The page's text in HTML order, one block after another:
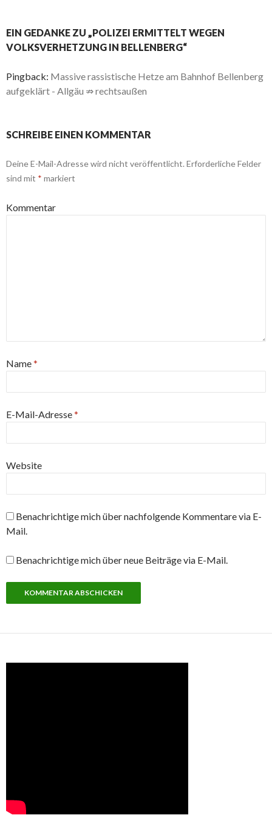
EIN GEDANKE ZU „POLIZEI ERMITTELT WEGEN
VOLKSVERHETZUNG IN BELLENBERG“
Pingback: Massive rassistische Hetze am Bahnhof Bellenberg
aufgeklärt - Allgäu ⇏ rechtsaußen
SCHREIBE EINEN KOMMENTAR
Deine E-Mail-Adresse wird nicht veröffentlicht. Erforderliche Felder
sind mit * markiert
Kommentar
Name*
E-Mail-Adresse*
Website
Benachrichtige mich über nachfolgende Kommentare via E-
Mail.
Benachrichtige mich über neue Beiträge via E-Mail.